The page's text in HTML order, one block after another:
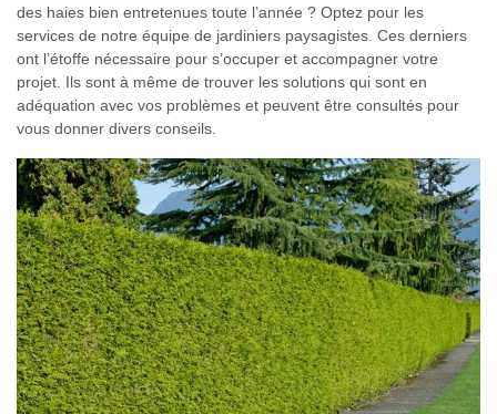
des haies bien entretenues toute l’année ? Optez pour les
services de notre équipe de jardiniers paysagistes. Ces derniers
ont l’étoffe nécessaire pour s’occuper et accompagner votre
projet. Ils sont à même de trouver les solutions qui sont en
adéquation avec vos problèmes et peuvent être consultés pour
vous donner divers conseils.